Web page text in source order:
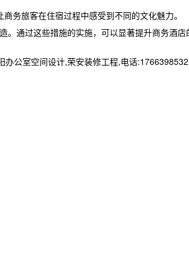
务旅客在住宿过程中感受到不同的文化魅力。
通过这些措施的实施，可以显著提升商务酒
公室空间设计,荣安装修工程,电话